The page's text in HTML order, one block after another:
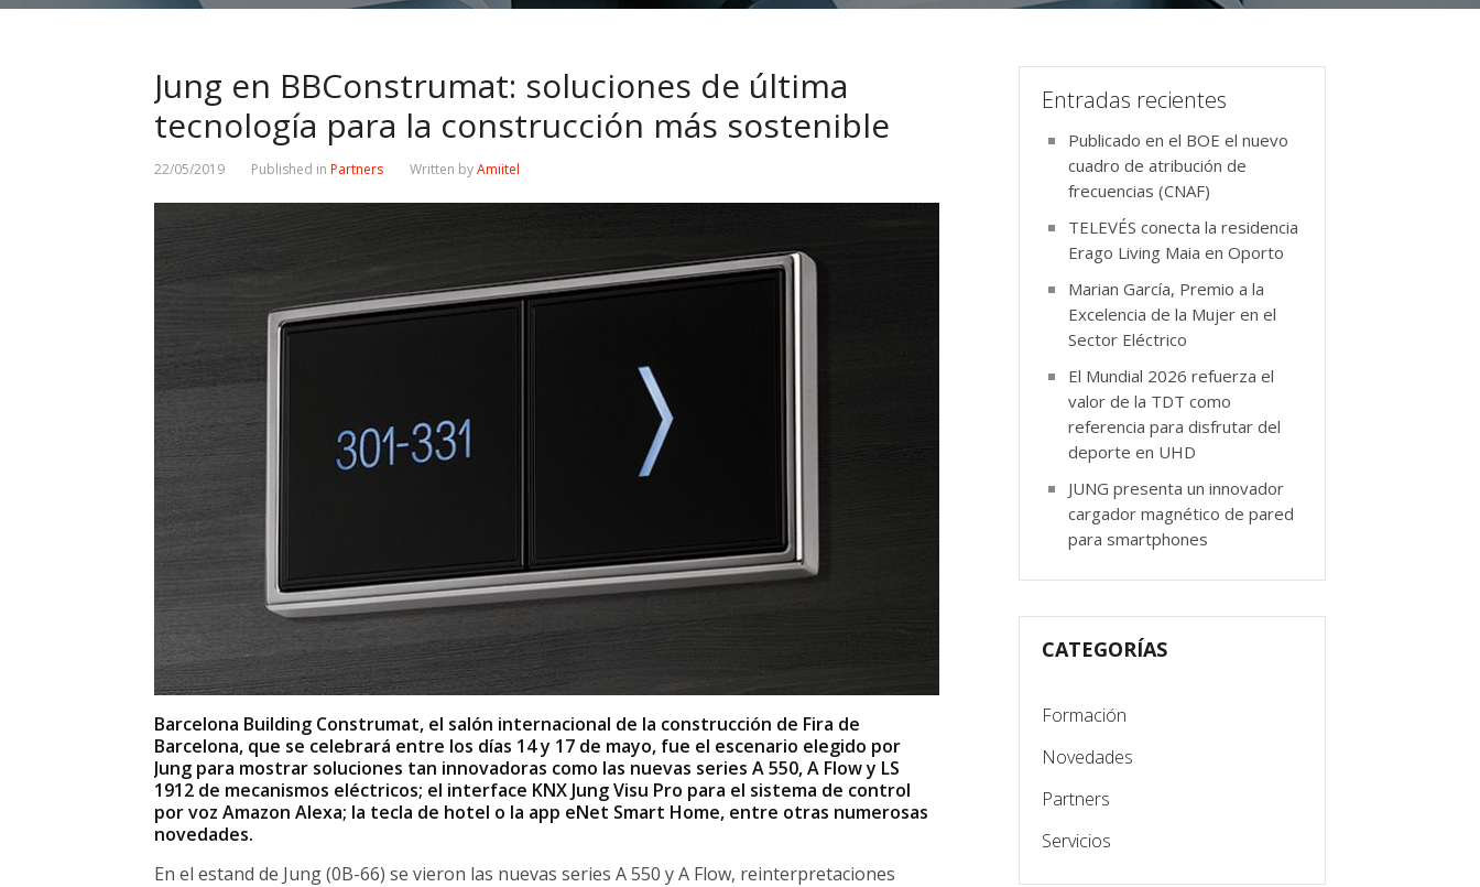
Jung en BBConstrumat: soluciones de última
tecnología para la construcción más sostenible
22/05/2019 Published in Partners Written byAmiitel
Barcelona Building Construmat, el salón internacional de la construcción de Fira de
Barcelona, que se celebrará entre los días 14 y 17 de mayo, fue el escenario elegido por
Jung para mostrar soluciones tan innovadoras como las nuevas series A 550, A Flow y LS
1912 de mecanismos eléctricos; el interface KNX Jung Visu Pro para el sistema de control
por voz Amazon Alexa; la tecla de hotel o la app eNet Smart Home, entre otras numerosas
novedades.
En el estand de Jung (0B-66) se vieron las nuevas series A 550 y A Flow, reinterpretaciones
Entradas recientes
Publicado en el BOE el nuevo
cuadro de atribución de
frecuencias (CNAF)
TELEVÉS conecta la residencia
Erago Living Maia en Oporto
Marian García, Premio a la
Excelencia de la Mujer en el
Sector Eléctrico
El Mundial 2026 refuerza el
valor de la TDT como
referencia para disfrutar del
deporte en UHD
JUNG presenta un innovador
cargador magnético de pared
para smartphones
CATEGORÍAS
Formación
Novedades
Partners
Servicios